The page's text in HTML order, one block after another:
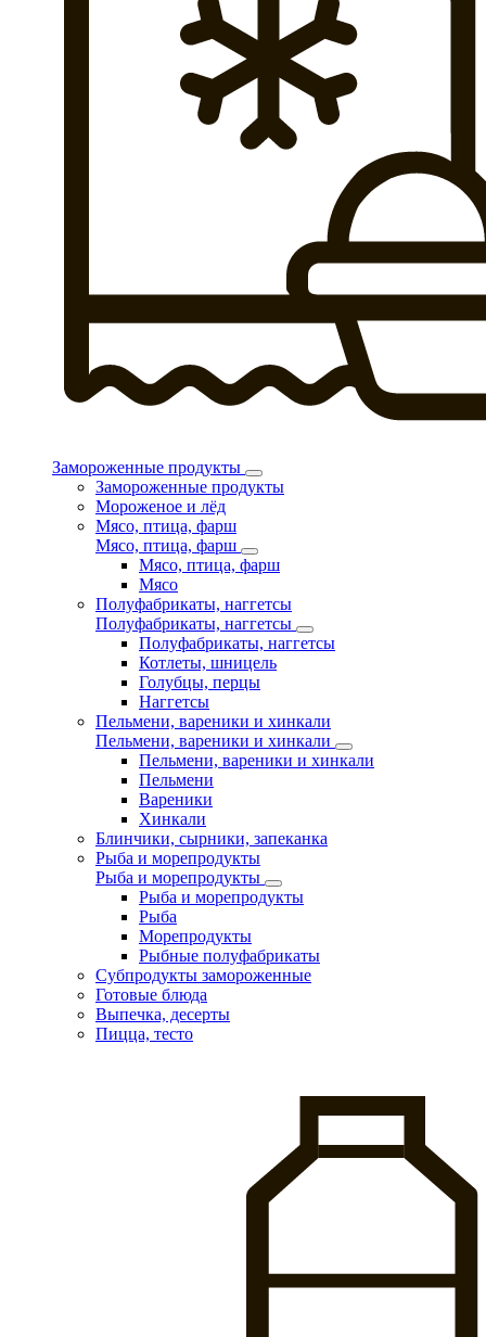
Замороженные продукты
Замороженные продукты
Мороженое и лёд
Мясо, птица, фарш
Мясо, птица, фарш
Мясо, птица, фарш
Мясо
Полуфабрикаты, наггетсы
Полуфабрикаты, наггетсы
Полуфабрикаты, наггетсы
Котлеты, шницель
Голубцы, перцы
Наггетсы
Пельмени, вареники и хинкали
Пельмени, вареники и хинкали
Пельмени, вареники и хинкали
Пельмени
Вареники
Хинкали
Блинчики, сырники, запеканка
Рыба и морепродукты
Рыба и морепродукты
Рыба и морепродукты
Рыба
Морепродукты
Рыбные полуфабрикаты
Субпродукты замороженные
Готовые блюда
Выпечка, десерты
Пицца, тесто